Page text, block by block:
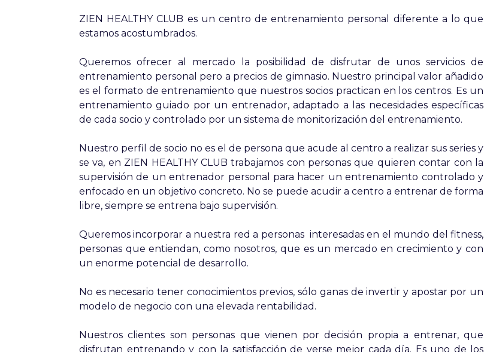
ZIEN HEALTHY CLUB es un centro de entrenamiento personal diferente a lo que
estamos acostumbrados.
Queremos ofrecer al mercado la posibilidad de disfrutar de unos servicios de
entrenamiento personal pero a precios de gimnasio. Nuestro principal valor añadido
es el formato de entrenamiento que nuestros socios practican en los centros. Es un
entrenamiento guiado por un entrenador, adaptado a las necesidades específicas
de cada socio y controlado por un sistema de monitorización del entrenamiento.
Nuestro perfil de socio no es el de persona que acude al centro a realizar sus series y
se va, en ZIEN HEALTHY CLUB trabajamos con personas que quieren contar con la
supervisión de un entrenador personal para hacer un entrenamiento controlado y
enfocado en un objetivo concreto. No se puede acudir a centro a entrenar de forma
libre, siempre se entrena bajo supervisión.
Queremos incorporar a nuestra red a personas interesadas en el mundo del fitness,
personas que entiendan, como nosotros, que es un mercado en crecimiento y con
un enorme potencial de desarrollo.
No es necesario tener conocimientos previos, sólo ganas de invertir y apostar por un
modelo de negocio con una elevada rentabilidad.
Nuestros clientes son personas que vienen por decisión propia a entrenar, que
disfrutan entrenando y con la satisfacción de verse mejor cada día. Es uno de los